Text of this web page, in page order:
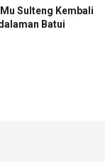
Sulteng Kembali
Batui